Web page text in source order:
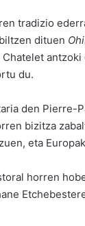
tradizio
dituen
du.
den Pierre-
bizitza
eta
horren